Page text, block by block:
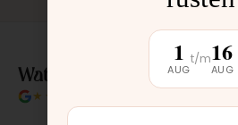
Wat klanten over ons zeggen
★★★★★
1
AUG
t/m16
AUG